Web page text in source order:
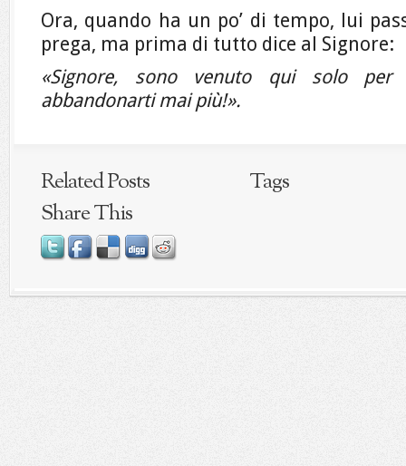
Ora, quando ha un po’ di tempo, lui
prega, ma prima di tutto dice al Signore:
«Signore, sono venuto qui solo
abbandonarti mai più!».
Related Posts
Tags
Share This